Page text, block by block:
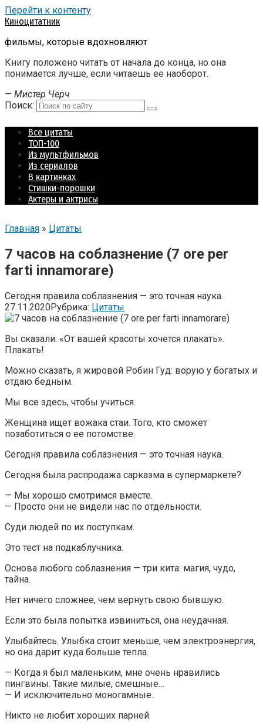
Перейти к контенту
Киноцитатник
фильмы, которые вдохновляют
Книгу положено читать от начала до конца, но она
понимается лучше, если читаешь ее наоборот.
— Мистер Черч
Поиск:
Все цитаты
ТОП-100
Из мультфильмов
Из сериалов
В картинках
Стишки-порошки
Актеры и актрисы
Главная » Цитаты
7 часов на соблазнение (7 ore per
farti innamorare)
Сегодня правила соблазнения — это точная наука.
27.11.2020Рубрика: Цитаты
Вы сказали: «От вашей красоты хочется плакать».
Плакать!
Можно сказать, я жировой Робин Гуд: ворую у богатых и
отдаю бедным.
Мы все здесь, чтобы учиться.
Женщина ищет вожака стаи. Того, кто сможет
позаботиться о ее потомстве.
Сегодня правила соблазнения — это точная наука.
Сегодня была распродажа сарказма в супермаркете?
— Мы хорошо смотримся вместе.
— Просто они не видели нас по отдельности.
Суди людей по их поступкам.
Это тест на подкаблучника.
Основа любого соблазнения — три кита: магия, чудо,
тайна.
Нет ничего сложнее, чем вернуть свою бывшую.
Если это была попытка извиниться, она неудачная.
Улыбайтесь. Улыбка стоит меньше, чем электроэнергия,
но она дарит куда больше тепла.
— Когда я был маленьким, мне очень нравились
пингвины. Такие милые, смешные…
— И исключительно моногамные.
Никто не любит хороших парней.